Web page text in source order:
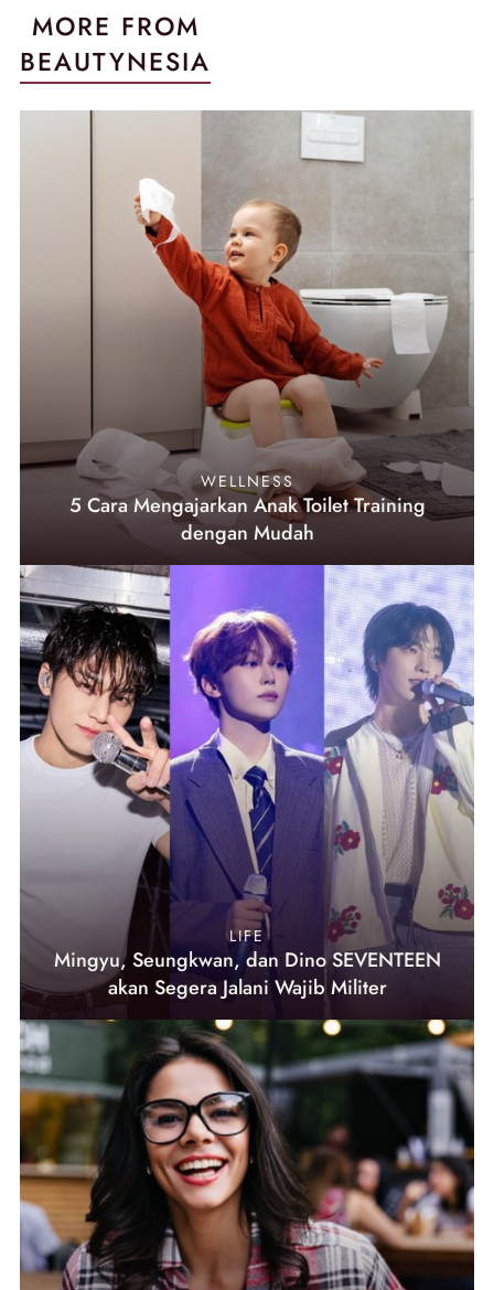
MORE FROM
BEAUTYNESIA
WELLNESS
5 Cara Mengajarkan Anak Toilet Training
dengan Mudah
LIFE
Mingyu, Seungkwan, dan Dino SEVENTEEN
akan Segera Jalani Wajib Militer